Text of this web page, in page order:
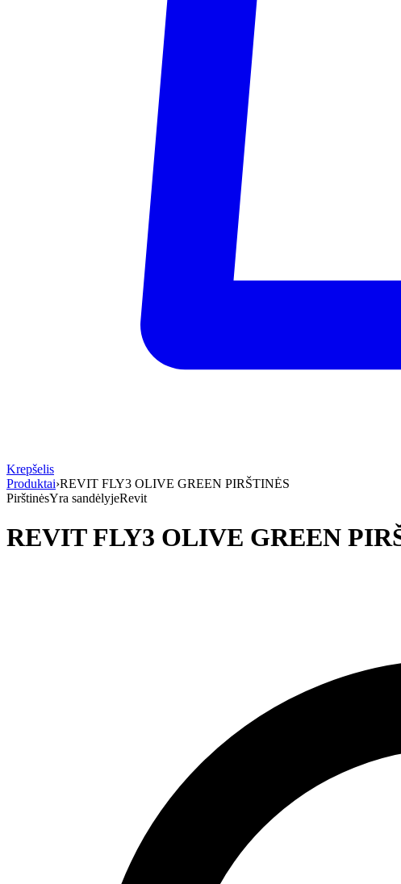
Krepšelis
Produktai›REVIT FLY3 OLIVE GREEN PIRŠTINĖS
PirštinėsYra sandėlyjeRevit
REVIT FLY3 OLIVE GREEN